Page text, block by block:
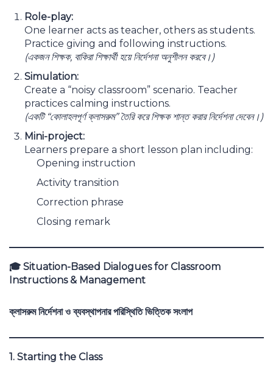
Role-play:
One learner acts as teacher, others as students.
Practice giving and following instructions.
(একজন শিক্ষক, বাকিরা শিক্ষার্থী হয়ে নির্দেশনা অনুশীলন করবে।)
Simulation:
Create a “noisy classroom” scenario. Teacher
practices calming instructions.
(একটি “কোলাহলপূর্ণ ক্লাসরুম” তৈরি করে শিক্ষক শান্ত করার নির্দেশনা দেবেন।)
Mini-project:
Learners prepare a short lesson plan including:
Opening instruction
Activity transition
Correction phrase
Closing remark
🎓 Situation-Based Dialogues for Classroom
Instructions & Management
ক্লাসরুম নির্দেশনা ও ব্যবস্থাপনার পরিস্থিতি ভিত্তিক সংলাপ
1. Starting the Class